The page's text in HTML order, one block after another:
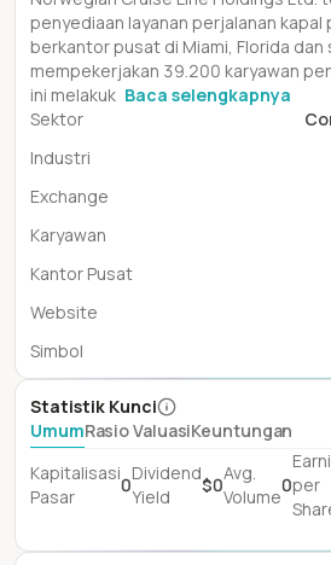
penyediaan layanan perjalanan kapal
berkantor pusat di Miami, Florida dan
mempekerjakan 39.200 karyawan
ini melakuk Baca selengkapnya
Sektor
Industri
Exchange
Karyawan
Kantor Pusat
Website
Simbol
Statistik Kunci
UmumRasio ValuasiKeuntungan
Kapitalisasi
Pasar
0
Dividend
Yield
$0
Avg.
Volume
0per